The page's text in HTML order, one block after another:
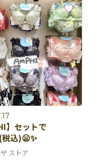
】セットで
込)😦✨
ストア